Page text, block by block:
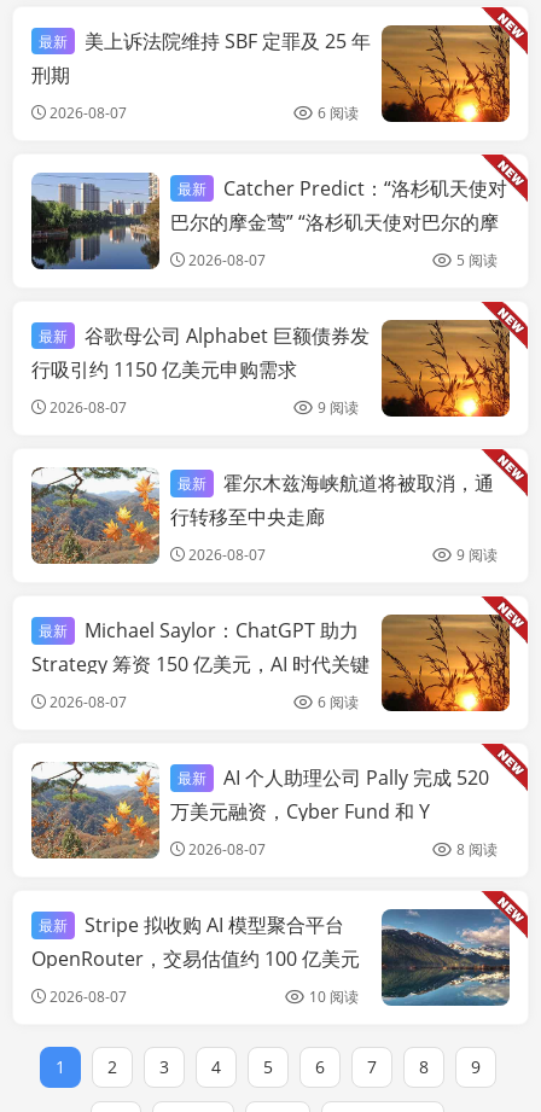
最新
美上诉法院维持 SBF 定罪及 25 年
刑期
2026-08-07 6 阅读
链快讯
最新
Catcher Predict：“洛杉矶天使对
巴尔的摩金莺” “洛杉矶天使对巴尔的摩
金莺” 胜率飙升 19%
2026-08-07 5 阅读
最新
谷歌母公司 Alphabet 巨额债券发
行吸引约 1150 亿美元申购需求
2026-08-07 9 阅读
链快讯
最新
霍尔木兹海峡航道将被取消，通
行转移至中央走廊
2026-08-07 9 阅读
最新
Michael Saylor：ChatGPT 助力
Strategy 筹资 150 亿美元，AI 时代关键
是“驾驭机器人”
2026-08-07 6 阅读
链快讯
最新
AI 个人助理公司 Pally 完成 520
万美元融资，Cyber Fund 和 Y
Combinator 领投
2026-08-07 8 阅读
最新
Stripe 拟收购 AI 模型聚合平台
OpenRouter，交易估值约 100 亿美元
2026-08-07 10 阅读
1 2 3 4 5 6 7 8 9